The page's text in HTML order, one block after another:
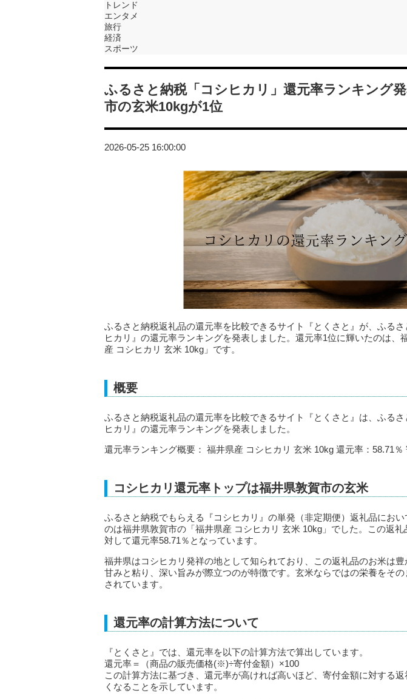
トレンド
エンタメ
旅行
経済
スポーツ
ふるさと納税「コシヒカリ」還元率ランキング
市の玄米10kgが1位
2026-05-25 16:00:00
ふるさと納税返礼品の還元率を比較できるサイト『とくさと』が、ふる
ヒカリ』の還元率ランキングを発表しました。還元率1位に輝いたのは、
産 コシヒカリ 玄米 10kg」です。
概要
ふるさと納税返礼品の還元率を比較できるサイト『とくさと』は、ふる
ヒカリ』の還元率ランキングを発表しました。
還元率ランキング概要： 福井県産 コシヒカリ 玄米 10kg 還元率：58.71％
コシヒカリ還元率トップは福井県敦賀市の玄米
ふるさと納税でもらえる『コシヒカリ』の単発（非定期便）返礼品にお
のは福井県敦賀市の「福井県産 コシヒカリ 玄米 10kg」でした。この返礼
対して還元率58.71％となっています。
福井県はコシヒカリ発祥の地として知られており、この返礼品のお米は豊
甘みと粘り、深い旨みが際立つのが特徴です。玄米ならではの栄養をそ
されています。
還元率の計算方法について
『とくさと』では、還元率を以下の計算方法で算出しています。
還元率＝（商品の販売価格(※)÷寄付金額）×100
この計算方法に基づき、還元率が高ければ高いほど、寄付金額に対する
くなることを示しています。